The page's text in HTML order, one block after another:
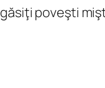
găsiţi poveşti